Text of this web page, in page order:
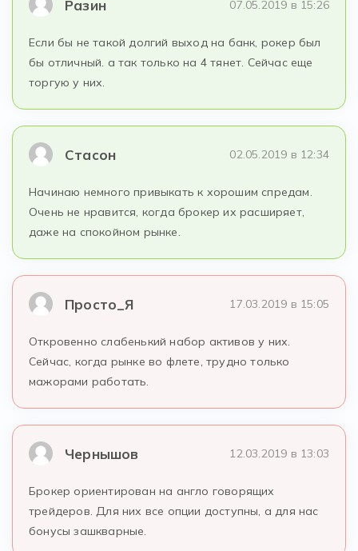
Разин 07.05.2019 в 15:26
Если бы не такой долгий выход на банк, рокер был
бы отличный. а так только на 4 тянет. Сейчас еще
торгую у них.
Стасон 02.05.2019 в 12:34
Начинаю немного привыкать к хорошим спредам.
Очень не нравится, когда брокер их расширяет,
даже на спокойном рынке.
Просто_Я 17.03.2019 в 15:05
Откровенно слабенький набор активов у них.
Сейчас, когда рынке во флете, трудно только
мажорами работать.
Чернышов 12.03.2019 в 13:03
Брокер ориентирован на англо говорящих
трейдеров. Для них все опции доступны, а для нас
бонусы зашкварные.